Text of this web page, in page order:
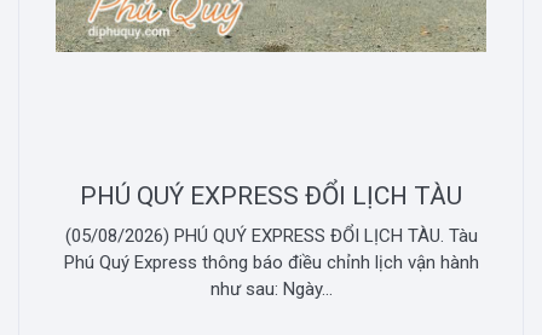
PHÚ QUÝ EXPRESS ĐỔI LỊCH TÀU
(05/08/2026) PHÚ QUÝ EXPRESS ĐỔI LỊCH TÀU. Tàu
Phú Quý Express thông báo điều chỉnh lịch vận hành
như sau: Ngày...